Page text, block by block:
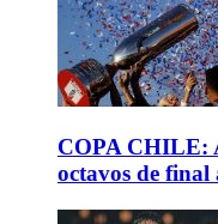
COPA CHILE:
octavos de